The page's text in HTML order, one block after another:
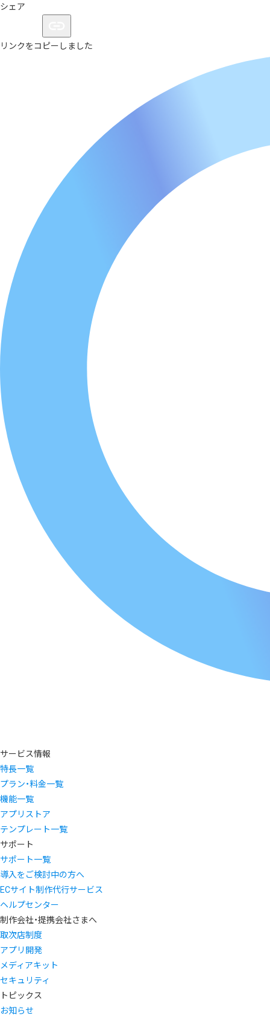
シェア
リンクをコピーしました
サービス情報
特長一覧
プラン・料金一覧
機能一覧
アプリストア
テンプレート一覧
サポート
サポート一覧
導入をご検討中の方へ
ECサイト制作代行サービス
ヘルプセンター
制作会社・提携会社さまへ
取次店制度
アプリ開発
メディアキット
セキュリティ
トピックス
お知らせ